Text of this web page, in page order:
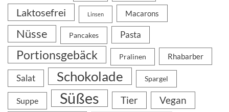
Laktosefrei Linsen Macarons
Nüsse Pancakes Pasta
Portionsgebäck Pralinen Rhabarber
Salat Schokolade Spargel
Suppe Süßes Tier Vegan